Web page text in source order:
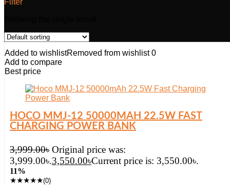
Filter
Added to wishlistRemoved from wishlist 0
Add to compare
Best price
HOCO MMJ-12 50000MAH 22.5W FAST
CHARGING POWER BANK
3,999.00৳ Original price was:
3,999.00৳.3,550.00৳Current price is: 3,550.00৳.
11%
★★★★★(0)